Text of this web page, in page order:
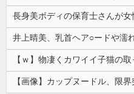
【ｗ】物凄くカワイイ子猫の取
【画像】カップヌードル、限